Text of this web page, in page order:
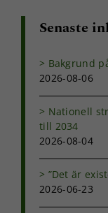
Senaste
Bakgrund
2026-08-06
Nationell
till 2034
2026-08-04
”Det är
2026-06-23